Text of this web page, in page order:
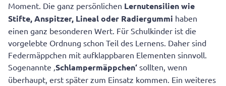
Moment. Die ganz persönlichen Lernutensilien wie
Stifte, Anspitzer, Lineal oder Radiergummi haben
einen ganz besonderen Wert. Für Schulkinder ist die
vorgelebte Ordnung schon Teil des Lernens. Daher sind
Federmäppchen mit aufklappbaren Elementen sinnvoll.
Sogenannte ‚Schlampermäppchen‘ sollten, wenn
überhaupt, erst später zum Einsatz kommen. Ein weiteres